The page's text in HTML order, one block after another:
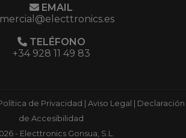
EMAIL
TELÉFONO
+34 928 11 49 83
de Privacidad Aviso Legal
Declaración
de Accesibilidad
- Electtronics Gonsua, S.L.